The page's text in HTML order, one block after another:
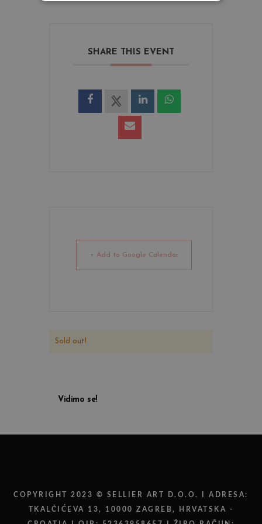
SHARE THIS EVENT
+ Add to Google Calendar
Sold out!
Vidimo se!
COPYRIGHT 2023 © SELLIER ART D.O.O. I ADRESA:
TKALČIĆEVA 13, 10000 ZAGREB, HRVATSKA -